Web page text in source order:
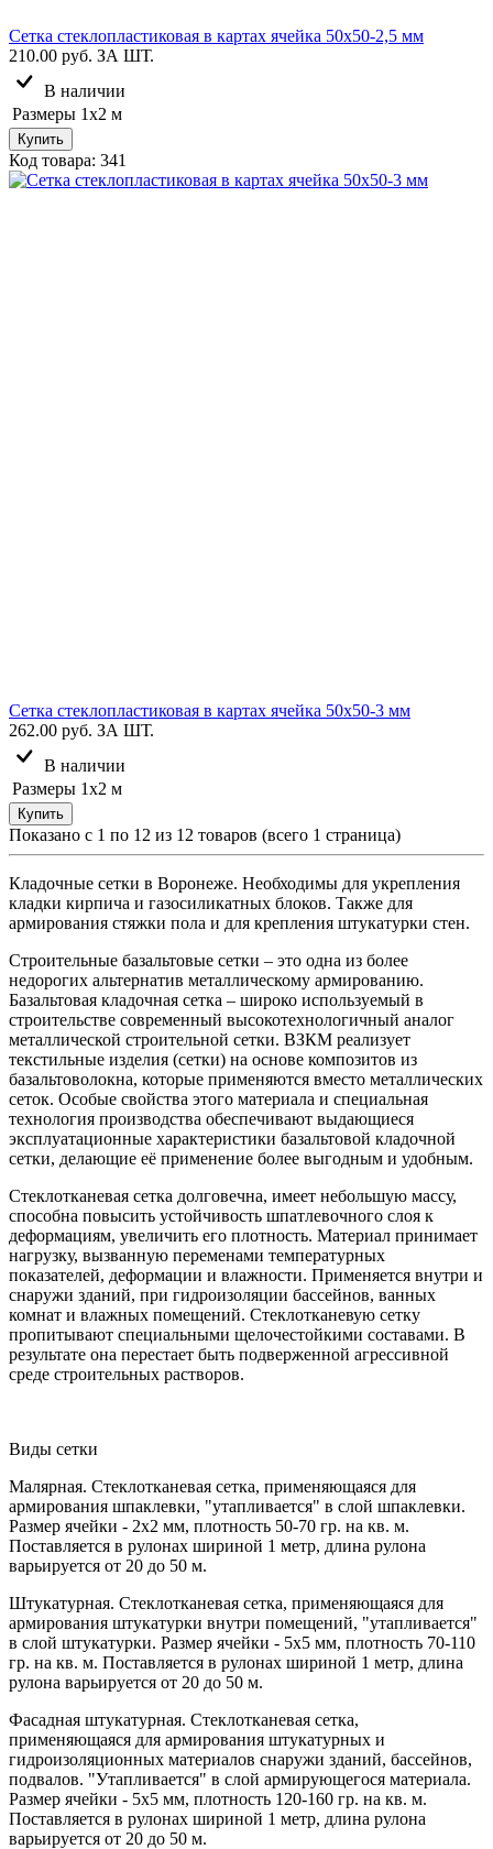
Сетка стеклопластиковая в картах ячейка 50х50-2,5 мм
210.00 руб. ЗА ШТ.
В наличии
Размеры 1х2 м
Купить
Код товара: 341
Сетка стеклопластиковая в картах ячейка 50х50-3 мм
262.00 руб. ЗА ШТ.
В наличии
Размеры 1х2 м
Купить
Показано с 1 по 12 из 12 товаров (всего 1 страница)
Кладочные сетки в Воронеже. Необходимы для укрепления
кладки кирпича и газосиликатных блоков. Также для
армирования стяжки пола и для крепления штукатурки стен.
Строительные базальтовые сетки – это одна из более
недорогих альтернатив металлическому армированию.
Базальтовая кладочная сетка – широко используемый в
строительстве современный высокотехнологичный аналог
металлической строительной сетки. ВЗКМ реализует
текстильные изделия (сетки) на основе композитов из
базальтоволокна, которые применяются вместо металлических
сеток. Особые свойства этого материала и специальная
технология производства обеспечивают выдающиеся
эксплуатационные характеристики базальтовой кладочной
сетки, делающие её применение более выгодным и удобным.
Стеклотканевая сетка долговечна, имеет небольшую массу,
способна повысить устойчивость шпатлевочного слоя к
деформациям, увеличить его плотность. Материал принимает
нагрузку, вызванную переменами температурных
показателей, деформации и влажности. Применяется внутри и
снаружи зданий, при гидроизоляции бассейнов, ванных
комнат и влажных помещений. Стеклотканевую сетку
пропитывают специальными щелочестойкими составами. В
результате она перестает быть подверженной агрессивной
среде строительных растворов.
Виды сетки
Малярная. Стеклотканевая сетка, применяющаяся для
армирования шпаклевки, "утапливается" в слой шпаклевки.
Размер ячейки - 2x2 мм, плотность 50-70 гр. на кв. м.
Поставляется в рулонах шириной 1 метр, длина рулона
варьируется от 20 до 50 м.
Штукатурная. Стеклотканевая сетка, применяющаяся для
армирования штукатурки внутри помещений, "утапливается"
в слой штукатурки. Размер ячейки - 5x5 мм, плотность 70-110
гр. на кв. м. Поставляется в рулонах шириной 1 метр, длина
рулона варьируется от 20 до 50 м.
Фасадная штукатурная. Стеклотканевая сетка,
применяющаяся для армирования штукатурных и
гидроизоляционных материалов снаружи зданий, бассейнов,
подвалов. "Утапливается" в слой армирующегося материала.
Размер ячейки - 5x5 мм, плотность 120-160 гр. на кв. м.
Поставляется в рулонах шириной 1 метр, длина рулона
варьируется от 20 до 50 м.